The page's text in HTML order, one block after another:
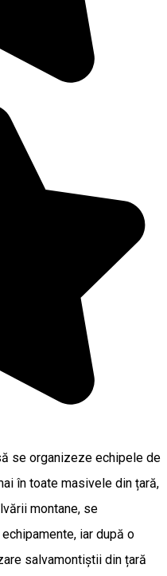
se organizeze echipele de
în toate masivele din țară,
montane, se
iar după o
salvamontiștii din țară